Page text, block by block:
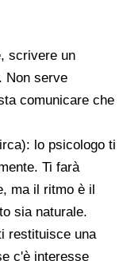
scrivere un
Non serve
comunicare che
lo psicologo ti
Ti farà
ma il ritmo è il
sia naturale.
restituisce una
c'è interesse